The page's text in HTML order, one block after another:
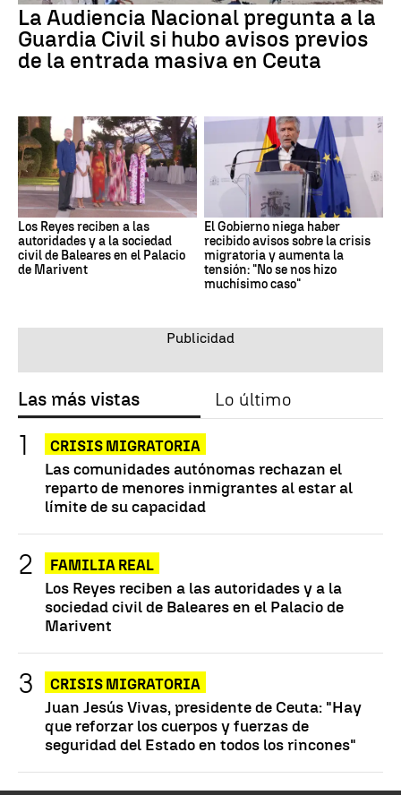
La Audiencia Nacional pregunta a la
Guardia Civil si hubo avisos previos
de la entrada masiva en Ceuta
Los Reyes reciben a las
autoridades y a la sociedad
civil de Baleares en el Palacio
de Marivent
El Gobierno niega haber
recibido avisos sobre la crisis
migratoria y aumenta la
tensión: "No se nos hizo
muchísimo caso"
Las más vistas Lo último
CRISIS MIGRATORIA
Las comunidades autónomas rechazan el
reparto de menores inmigrantes al estar al
límite de su capacidad
FAMILIA REAL
Los Reyes reciben a las autoridades y a la
sociedad civil de Baleares en el Palacio de
Marivent
CRISIS MIGRATORIA
Juan Jesús Vivas, presidente de Ceuta: "Hay
que reforzar los cuerpos y fuerzas de
seguridad del Estado en todos los rincones"